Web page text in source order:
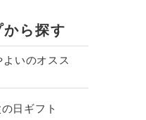
ら探す
いのオスス
日ギフト